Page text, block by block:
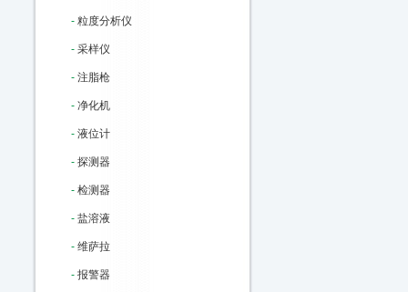
- 粒度分析仪
- 采样仪
- 注脂枪
- 净化机
- 液位计
- 探测器
- 检测器
- 盐溶液
- 维萨拉
- 报警器